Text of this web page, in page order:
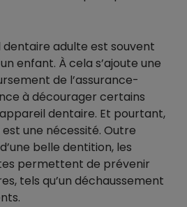
dentaire adulte est souvent
enfant. À cela s’ajoute une
de l’assurance-
à décourager certains
dentaire. Et pourtant,
une nécessité. Outre
belle dentition, les
permettent de prévenir
tels qu’un déchaussement